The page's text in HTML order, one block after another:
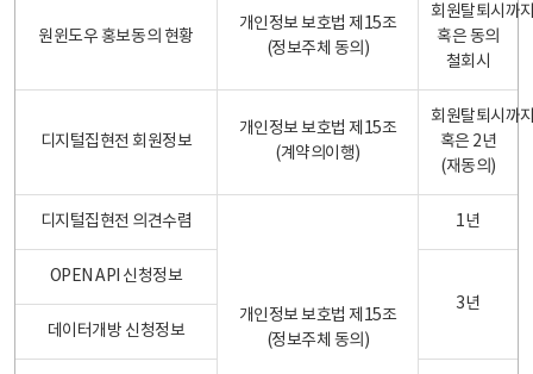
원윈도우 홍보동의 현황
개인정보 보호법 제15조
(정보주체 동의)
회원탈퇴시까
혹은 동의
철회시
디지털집현전 회원정보
개인정보 보호법 제15조
(계약의이행)
회원탈퇴시까
혹은 2년
(재동의)
디지털집현전 의견수렴
개인정보 보호법 제15조
(정보주체 동의)
1년
OPEN API 신청정보
3년
데이터개방 신청정보